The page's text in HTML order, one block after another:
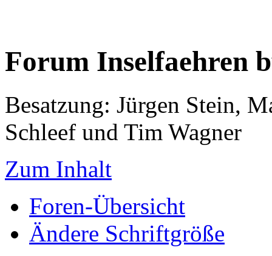
Forum Inselfaehren
Besatzung: Jürgen Stein,
Schleef und Tim Wagner
Zum Inhalt
Foren-Übersicht
Ändere Schriftgröße